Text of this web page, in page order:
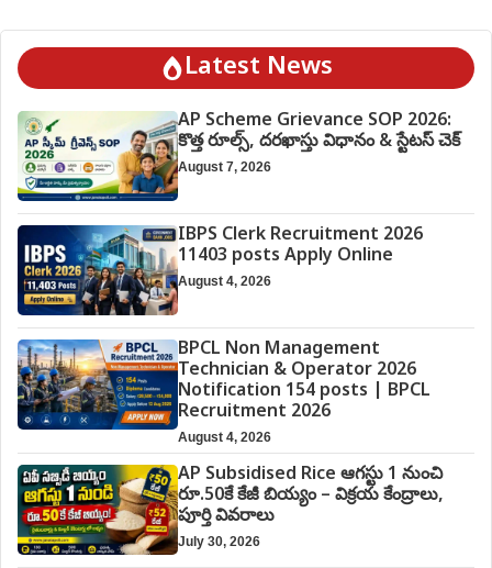
Latest News
AP Scheme Grievance SOP 2026:
కొత్త రూల్స్, దరఖాస్తు విధానం & స్టేటస్ చెక్
August 7, 2026
IBPS Clerk Recruitment 2026
11403 posts Apply Online
August 4, 2026
BPCL Non Management
Technician & Operator 2026
Notification 154 posts | BPCL
Recruitment 2026
August 4, 2026
AP Subsidised Rice ఆగస్టు 1 నుంచి
రూ.50కే కేజీ బియ్యం – విక్రయ కేంద్రాలు,
పూర్తి వివరాలు
July 30, 2026